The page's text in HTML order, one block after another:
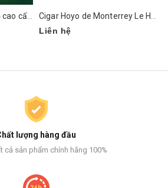
Zippo gắn mặt đồng hồ cao cấp ZN295
Liên hệ
lượng hàng đầu
cả sản phẩm chính hãng 100%